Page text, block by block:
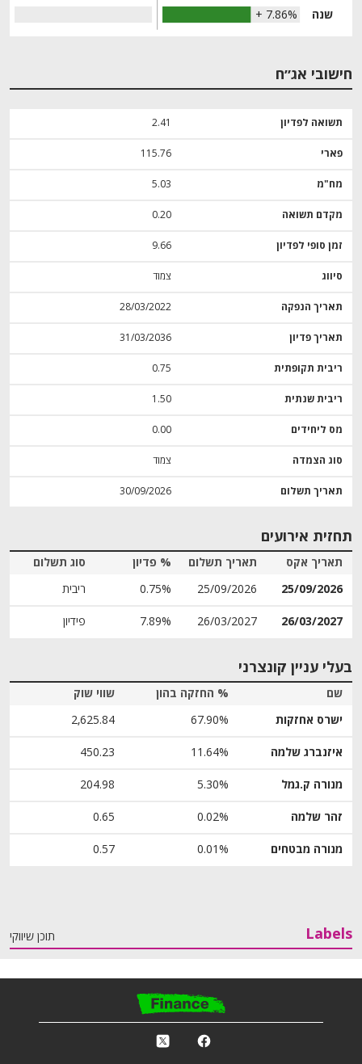
+ 7.86% שנה
חישובי אג״ח
תשואה לפדיון 2.41
פארי 115.76
מח"מ 5.03
מקדם תשואה 0.20
זמן סופי לפדיון 9.66
סיווג צמוד
תאריך הנפקה 28/03/2022
תאריך פדיון 31/03/2036
ריבית תקופתית 0.75
ריבית שנתית 1.50
מס ליחידים 0.00
סוג הצמדה צמוד
תאריך תשלום 30/09/2026
תחזית אירועים
תאריך אקס תאריך תשלום % פדיון
סוג תשלום
25/09/2026
25/09/2026
0.75% ריבית
26/03/2027
26/03/2027
7.89% פידיון
בעלי עניין קונצרני
שם % החזקה בהון
שווי שוק
ישרס אחזקות
67.90%
2,625.84
איזנברג שלמה 11.64%
450.23
מנורה ק.גמל 5.30%
204.98
זהר שלמה 0.02%
0.65
מנורה מבטחים 0.01%
0.57
Labels תוכן שיווקי